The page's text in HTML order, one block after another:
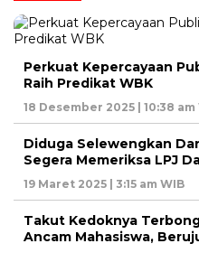
Perkuat Kepercayaan
Raih Predikat WBK
18 Desember 2025 | 10:38 am
Diduga Selewengkan
Segera Memeriksa LPJ
19 Maret 2025 | 3:15 am WIB
Takut Kedoknya
Ancam Mahasiswa,